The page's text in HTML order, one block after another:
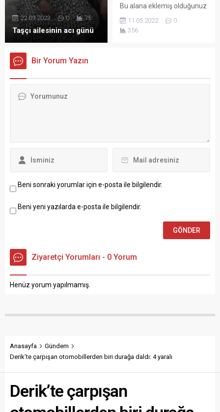
Taşçı ailesinin acı günü
22.09.2023 0 75
Bu alana eklemiş olduğunuz
bilgisi ekleyebilirsiniz. Bu
metin yazı düzenleme
11.05.2022
0
356
Bir Yorum Yazın
Beni sonraki yorumlar için e-posta ile bilgilendir.
Beni yeni yazılarda e-posta ile bilgilendir.
Ziyaretçi Yorumları - 0 Yorum
Henüz yorum yapılmamış.
Anasayfa
Gündem
Derik’te çarpışan otomobillerden biri durağa daldı: 4 yaralı
Derik’te çarpışan